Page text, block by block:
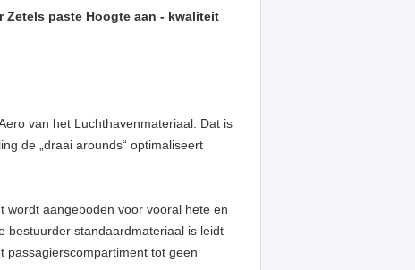
Zetels paste Hoogte aan - kwaliteit
van het Luchthavenmateriaal. Dat is
de „draai arounds“ optimaliseert
wordt aangeboden voor vooral hete en
bestuurder standaardmateriaal is leidt
passagierscompartiment tot geen